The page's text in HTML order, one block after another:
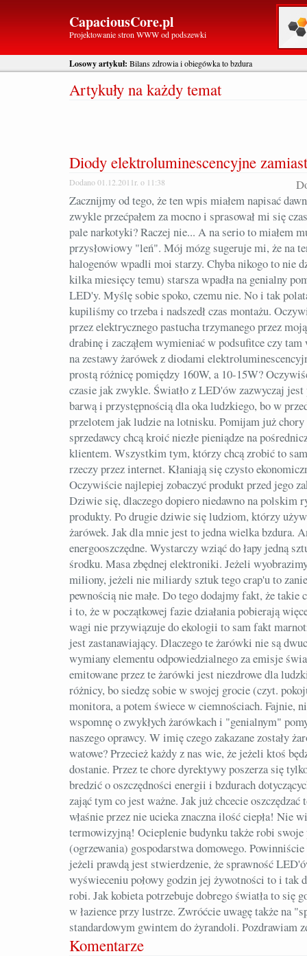
CapaciousCore.pl
Projektowanie stron WWW od podszewki
Losowy artykuł: Bilans zdrowia i obiegówka to bzdura
Artykuły na każdy temat
Diody elektroluminescencyjne
Dodano 01.12.2011r. o 11:38
Zacznijmy od tego, że ten wpis miałem napisać
zwykle przećpałem za mocno i sprasował mi się
pale narkotyki? Raczej nie... A na serio to miałem
przysłowiowy "leń". Mój mózg sugeruje mi, że na
halogenów wpadli moi starzy. Chyba nikogo to nie
kilka miesięcy temu) starsza wpadła na genialny
LED'y. Myślę sobie spoko, czemu nie. No i tak
kupiliśmy co trzeba i nadszedł czas montażu.
przez elektrycznego pastucha trzymanego przez
drabinę i zacząłem wymieniać w podsufitce czy
na zestawy żarówek z diodami
prostą różnicę pomiędzy 160W, a 10-15W?
czasie jak zwykle. Światło z LED'ów zazwyczaj
barwą i przystępnością dla oka ludzkiego, bo w
przelotem jak ludzie na lotnisku. Pomijam już
sprzedawcy chcą kroić niezłe pieniądze na
klientem. Wszystkim tym, którzy chcą zrobić to
rzeczy przez internet. Kłaniają się czysto
Oczywiście najlepiej zobaczyć produkt przed jego
Dziwie się, dlaczego dopiero niedawno na polskim
produkty. Po drugie dziwie się ludziom, którzy
żarówek. Jak dla mnie jest to jedna wielka bzdura.
energooszczędne. Wystarczy wziąć do łapy jedną
środku. Masa zbędnej elektroniki. Jeżeli
miliony, jeżeli nie miliardy sztuk tego crap'u to
pewnością nie małe. Do tego dodajmy fakt, że takie
i to, że w początkowej fazie działania pobierają
wagi nie przywiązuje do ekologii to sam fakt
jest zastanawiający. Dlaczego te żarówki nie są
wymiany elementu odpowiedzialnego za emisje
emitowane przez te żarówki jest niezdrowe dla
różnicy, bo siedzę sobie w swojej grocie (czyt.
monitora, a potem świece w ciemnościach. Fajnie,
wspomnę o zwykłych żarówkach i "genialnym"
naszego oprawcy. W imię czego zakazane zostały
watowe? Przecież każdy z nas wie, że jeżeli ktoś
dostanie. Przez te chore dyrektywy poszerza się
bredzić o oszczędności energii i bzdurach
zająć tym co jest ważne. Jak już chcecie
właśnie przez nie ucieka znaczna ilość ciepła! Nie
termowizyjną! Ocieplenie budynku także robi
(ogrzewania) gospodarstwa domowego.
jeżeli prawdą jest stwierdzenie, że sprawność
wyświeceniu połowy godzin jej żywotności to i
robi. Jak kobieta potrzebuje dobrego światła to się
w łazience przy lustrze. Zwróćcie uwagę także na
standardowym gwintem do żyrandoli. Pozdrawiam
Komentarze